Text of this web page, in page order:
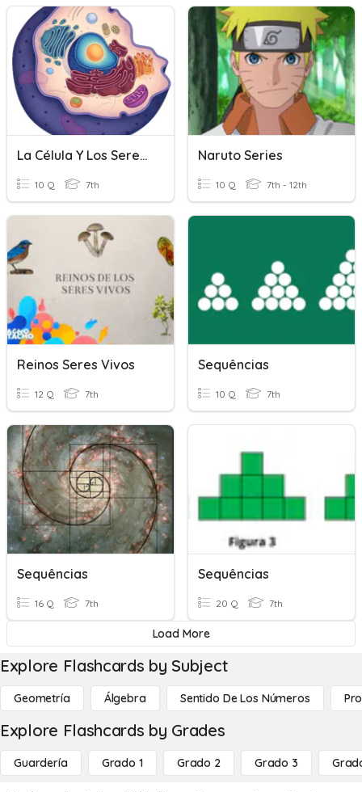
La Célula Y Los Seres Vivos
10 Q 7th
Naruto Series
10 Q 7th - 12th
Reinos Seres Vivos
12 Q 7th
Sequências
10 Q 7th
Sequências
16 Q 7th
Sequências
20 Q 7th
Load More
Explore Flashcards by Subject
Geometría Álgebra Sentido De Los Números
Explore Flashcards by Grades
Guardería Grado 1 Grado 2 Grado 3